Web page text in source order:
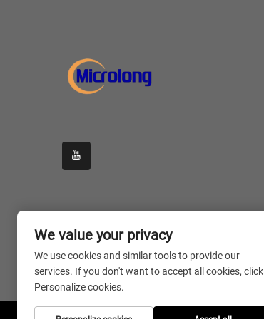
We value your privacy
We use cookies and similar tools to provide our
services. If you don't want to accept all cookies, click
Personalize cookies.